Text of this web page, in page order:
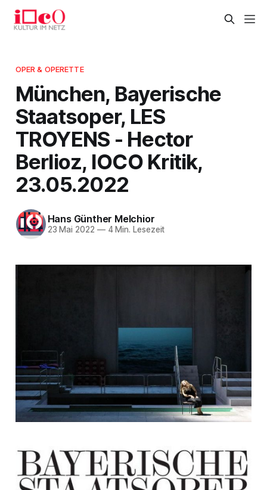
OPER & OPERETTE
München, Bayerische
Staatsoper, LES
TROYENS - Hector
Berlioz, IOCO Kritik,
23.05.2022
Hans Günther Melchior
23 Mai 2022 —4 Min. Lesezeit